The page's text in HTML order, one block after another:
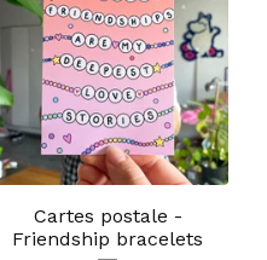
Cartes postale -
Friendship bracelets